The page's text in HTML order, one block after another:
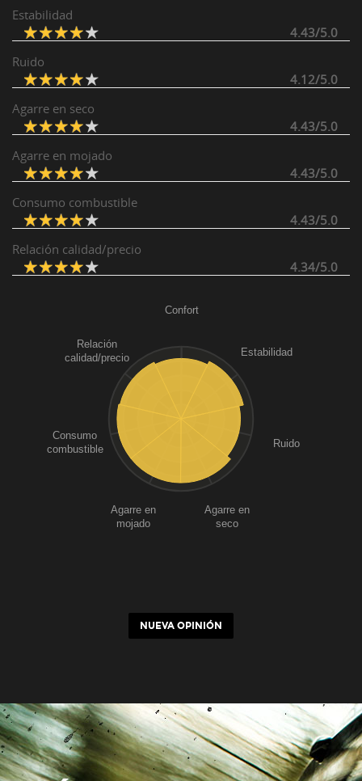
Estabilidad
4.43/5.0
Ruido
4.12/5.0
Agarre en seco
4.43/5.0
Agarre en mojado
4.43/5.0
Consumo combustible
4.43/5.0
Relación calidad/precio
4.34/5.0
Confort
Estabilidad
Ruido
Agarre en
seco
Agarre en
mojado
Consumo
combustible
Relación
calidad/precio
NUEVA OPINIÓN